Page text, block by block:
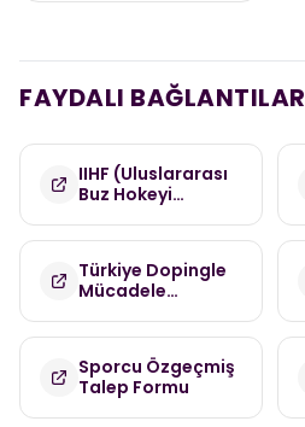
FAYDALI BAĞLANTILAR
IIHF (Uluslararası
Buz Hokeyi
Türkiye Dopingle
Mücadele
(TDMK)
Sporcu Özgeçmiş
Talep Formu